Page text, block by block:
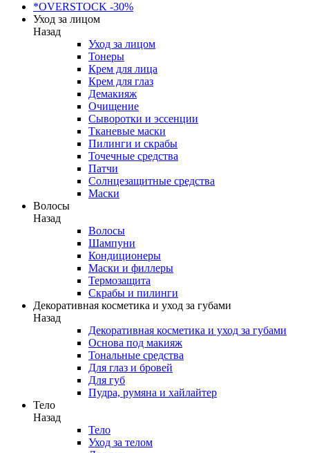
*OVERSTOCK -30%
Уход за лицом
Назад
Уход за лицом
Тонеры
Крем для лица
Крем для глаз
Демакияж
Очищение
Сыворотки и эссенции
Тканевые маски
Пилинги и скрабы
Точечные средства
Патчи
Солнцезащитные средства
Маски
Волосы
Назад
Волосы
Шампуни
Кондиционеры
Маски и филлеры
Термозащита
Скрабы и пилинги
Декоративная косметика и уход за губами
Назад
Декоративная косметика и уход за губами
Основа под макияж
Тональные средства
Для глаз и бровей
Для губ
Пудра, румяна и хайлайтер
Тело
Назад
Тело
Уход за телом